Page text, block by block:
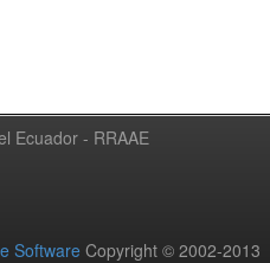
Ecuador - RRAAE
Software Copyright © 2002-2013